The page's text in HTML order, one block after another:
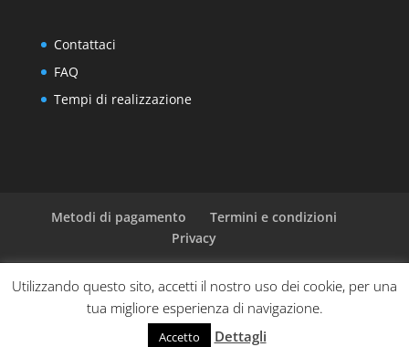
Contattaci
FAQ
Tempi di realizzazione
Metodi di pagamento
Termini e condizioni
Privacy
Progettato daElegant Themes| Sviluppato da
WordPress
Utilizzando questo sito, accetti il nostro uso dei cookie, per una
tua migliore esperienza di navigazione.
Accetto Dettagli